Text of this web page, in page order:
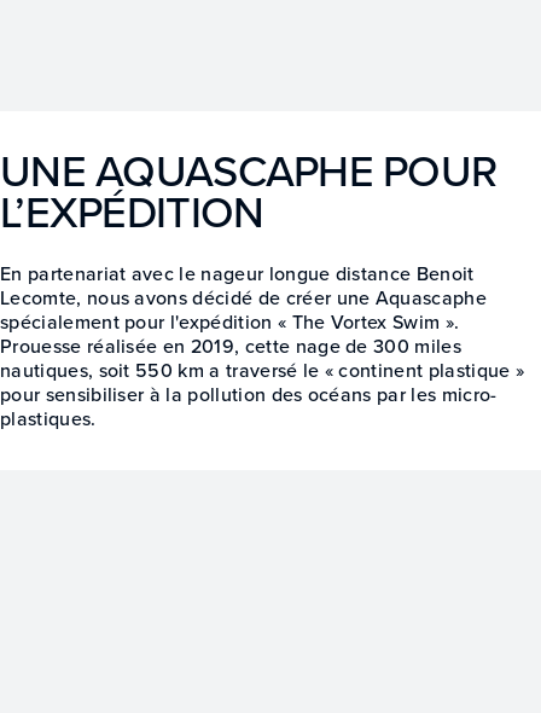
UNE AQUASCAPHE POUR
L’EXPÉDITION
En partenariat avec le nageur longue distance Benoit
Lecomte, nous avons décidé de créer une Aquascaphe
spécialement pour l'expédition « The Vortex Swim ».
Prouesse réalisée en 2019, cette nage de 300 miles
nautiques, soit 550 km a traversé le « continent plastique »
pour sensibiliser à la pollution des océans par les micro-
plastiques.